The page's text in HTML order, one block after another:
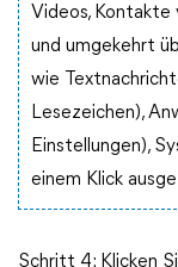
Videos,
und umgekehrt
wie
Lesezeichen),
Einstellungen),
einem Klick
Schritt 4: Klicken